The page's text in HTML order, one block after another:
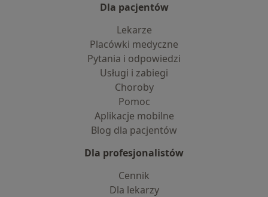
Dla pacjentów
Lekarze
Placówki medyczne
Pytania i odpowiedzi
Usługi i zabiegi
Choroby
Pomoc
Aplikacje mobilne
Blog dla pacjentów
Dla profesjonalistów
Cennik
Dla lekarzy